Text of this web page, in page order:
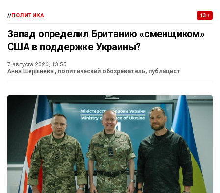
//ПОЛИТИКА 13+
Запад определил Британию «сменщиком»
США в поддержке Украины?
7 августа 2026, 13:55
Анна Шершнева , политический обозреватель, публицист